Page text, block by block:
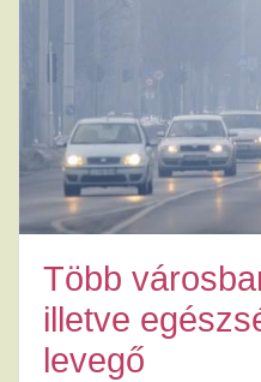
Több
illetve
levegő